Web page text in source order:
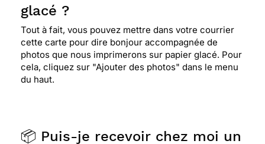
glacé ?
Tout à fait, vous pouvez mettre dans votre courrier
cette carte pour dire bonjour accompagnée de
photos que nous imprimerons sur papier glacé. Pour
cela, cliquez sur "Ajouter des photos" dans le menu
du haut.
📦 Puis-je recevoir chez moi un